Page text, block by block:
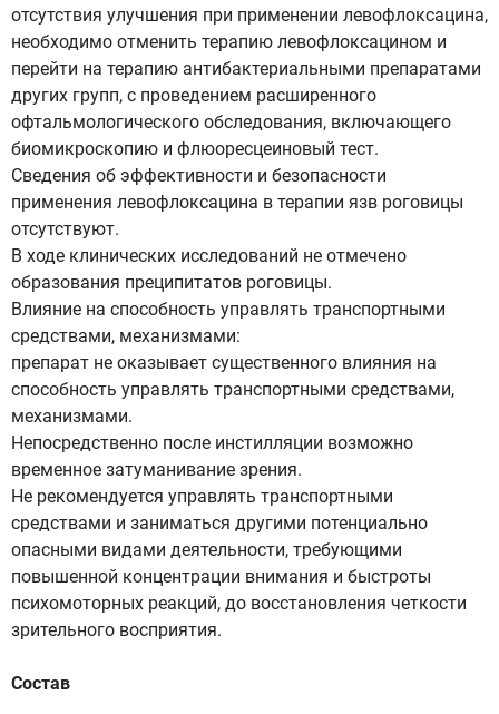
отсутствия улучшения при применении левофлоксацина,
необходимо отменить терапию левофлоксацином и
перейти на терапию антибактериальными препаратами
других групп, с проведением расширенного
офтальмологического обследования, включающего
биомикроскопию и флюоресцеиновый тест.
Сведения об эффективности и безопасности
применения левофлоксацина в терапии язв роговицы
отсутствуют.
В ходе клинических исследований не отмечено
образования преципитатов роговицы.
Влияние на способность управлять транспортными
средствами, механизмами:
препарат не оказывает существенного влияния на
способность управлять транспортными средствами,
механизмами.
Непосредственно после инстилляции возможно
временное затуманивание зрения.
Не рекомендуется управлять транспортными
средствами и заниматься другими потенциально
опасными видами деятельности, требующими
повышенной концентрации внимания и быстроты
психомоторных реакций, до восстановления четкости
зрительного восприятия.
Состав